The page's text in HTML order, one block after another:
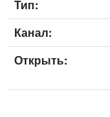
Тип:
Канал:
Открыть: